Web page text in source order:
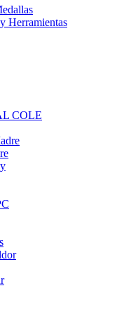
Herramientas
COLE